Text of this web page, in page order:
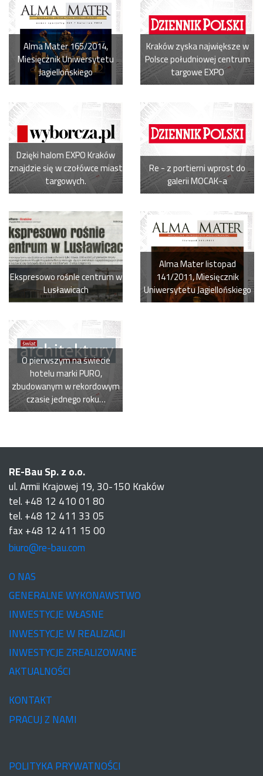
Alma Mater 165/2014,
Miesięcznik Uniwersytetu
Jagiellońskiego
Kraków zyska największe w
Polsce południowej centrum
targowe EXPO
Dzięki halom EXPO Kraków
znajdzie się w czołówce miast
targowych.
Re - z portierni wprost do
galerii MOCAK-a
Ekspresowo rośnle centrum w
Lusławicach
Alma Mater listopad
141/2011, Miesięcznik
Uniwersytetu Jagiellońskiego
O pierwszym na świecie
hotelu marki PURO,
zbudowanym w rekordowym
czasie jednego roku…
RE-Bau Sp. z o.o.
ul. Armii Krajowej 19, 30-150 Kraków
tel. +48 12 410 01 80
tel. +48 12 411 33 05
fax +48 12 411 15 00
biuro@re-bau.com
O NAS
GENERALNE WYKONAWSTWO
INWESTYCJE WŁASNE
INWESTYCJE W REALIZACJI
INWESTYCJE ZREALIZOWANE
AKTUALNOŚCI
KONTAKT
PRACUJ Z NAMI
POLITYKA PRYWATNOŚCI